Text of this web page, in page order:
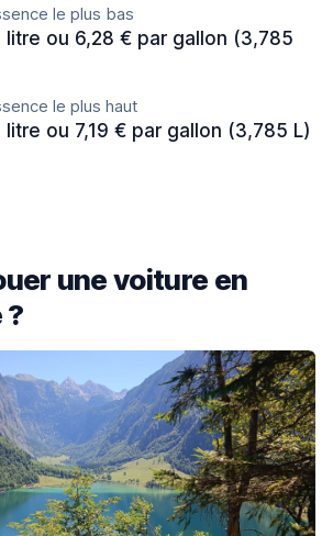
le plus bas
litre ou 6,28 € par gallon (3,785
le plus haut
litre ou 7,19 € par gallon (3,785 L)
une voiture en
?